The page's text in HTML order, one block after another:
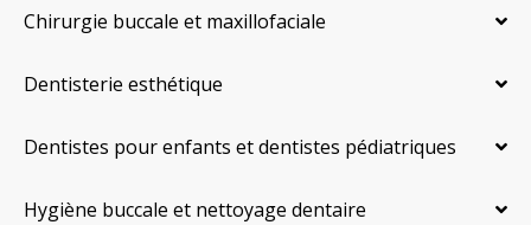
Chirurgie buccale et maxillofaciale
Dentisterie esthétique
Dentistes pour enfants et dentistes pédiatriques
Hygiène buccale et nettoyage dentaire